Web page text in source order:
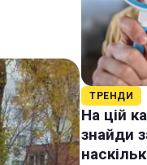
ТРЕНДИ
На цій
знайди